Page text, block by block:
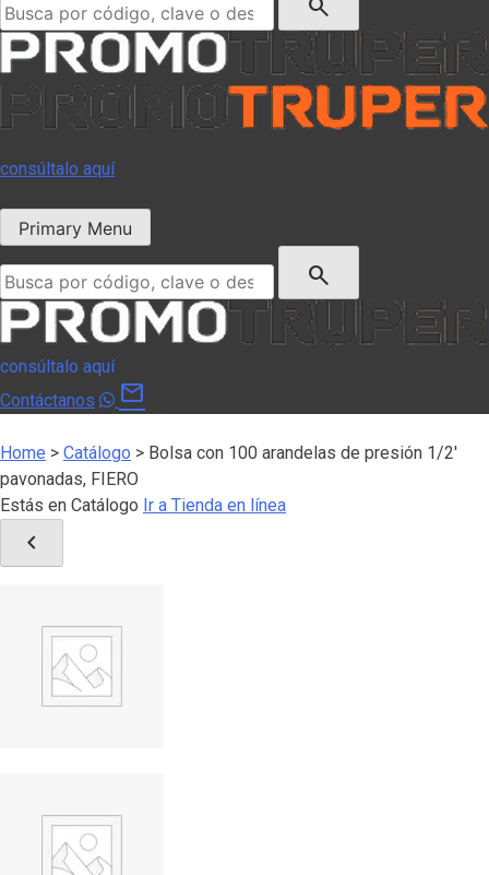
consúltalo aquí
Primary Menu
search
consúltalo aquí
Contáctanos
mail
Home > Catálogo > Bolsa con 100 arandelas de presión 1/2′
pavonadas, FIERO
Estás en Catálogo Ir a Tienda en línea
chevron_left